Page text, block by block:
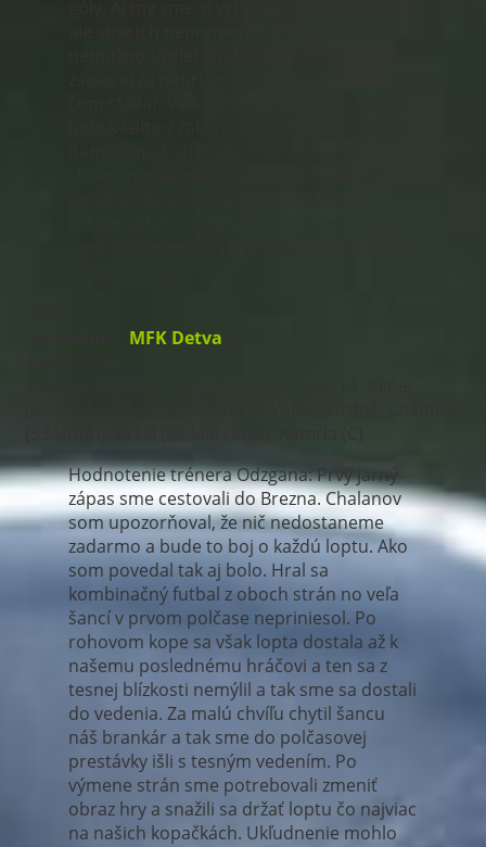
MFK Detva
Hodnotenie trénera Odzgana: Prvý jarný
zápas sme cestovali do Brezna. Chalanov
som upozorňoval, že nič nedostaneme
zadarmo a bude to boj o každú loptu. Ako
som povedal tak aj bolo. Hral sa
kombinačný futbal z oboch strán no veľa
šancí v prvom polčase nepriniesol. Po
rohovom kope sa však lopta dostala až k
našemu poslednému hráčovi a ten sa z
tesnej blízkosti nemýlil a tak sme sa dostali
do vedenia. Za malú chvíľu chytil šancu
náš brankár a tak sme do polčasovej
prestávky išli s tesným vedením. Po
výmene strán sme potrebovali zmeniť
obraz hry a snažili sa držať loptu čo najviac
na našich kopačkách. Ukľudnenie mohlo